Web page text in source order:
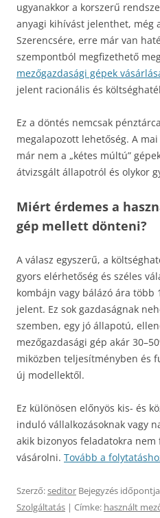
ugyanakkor a korszerű
anyagi kihívást jelenthet, még
Szerencsére, erre már van
szempontból megfizethető
mezőgazdasági gépek
jelent racionális és
Ez a döntés nemcsak
megalapozott lehetőség. A
már nem a „kétes múltú”
átvizsgált állapotról és olykor
Miért érdemes a
gép mellett dönteni?
A válasz egyszerű, a
gyors elérhetőség és széles
kombájn vagy bálázó ára
jelent. Ez sok gazdaságnak
szemben, egy jó állapotú,
mezőgazdasági gép akár
miközben teljesítményben és
új modellektől.
Ez különösen előnyös kis- és
induló vállalkozásoknak vagy
akik bizonyos feladatokra
vásárolni. Tovább a
Szerző:seditor Bejegyzés
Szolgáltatás | Címke: használt